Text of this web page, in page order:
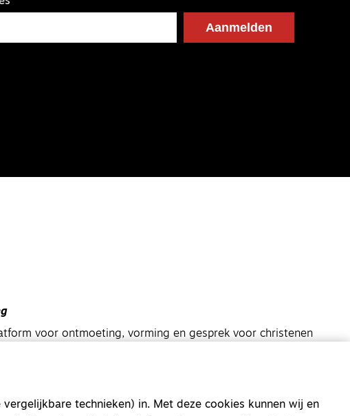
voor ontmoeting, vorming en gesprek voor christenen
technieken) in. Met deze cookies kunnen wij en